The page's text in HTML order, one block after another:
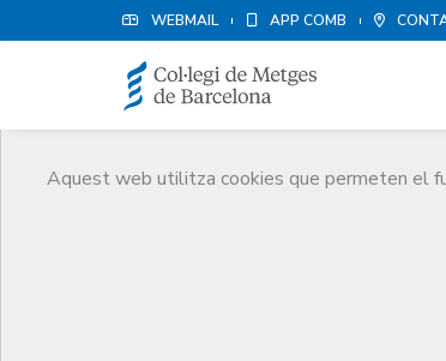
WEBMAIL APP COMB
Aquest web utilitza cookies que permeten el